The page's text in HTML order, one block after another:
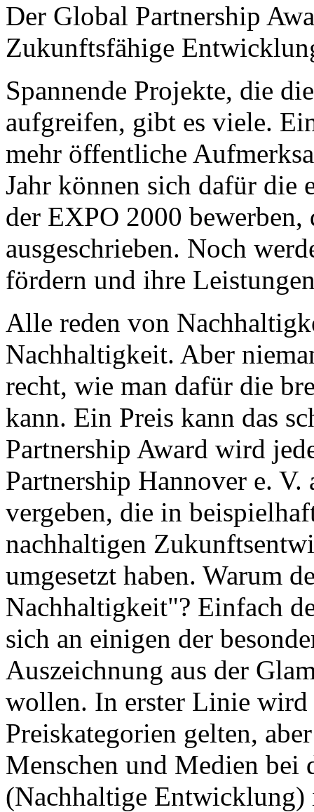
Der Global Partnership
Zukunftsfähige
Spannende Projekte, die
aufgreifen, gibt es viele.
mehr öffentliche
Jahr können sich dafür die
der EXPO 2000
ausgeschrieben. Noch
fördern und ihre
Alle reden von
Nachhaltigkeit. Aber
recht, wie man dafür die
kann. Ein Preis kann das
Partnership Award wird
Partnership Hannover e.
vergeben, die in
nachhaltigen
umgesetzt haben. Warum
Nachhaltigkeit"? Einfach
sich an einigen der
Auszeichnung aus der
wollen. In erster Linie wird
Preiskategorien gelten,
Menschen und Medien bei
(Nachhaltige